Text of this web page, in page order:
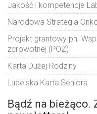
Jakość i kompetencje
Narodowa Strategia
Projekt grantowy pn.
zdrowotnej (POZ)
Karta Dużej Rodziny
Lubelska Karta Seniora
Bądź na bieżąco.